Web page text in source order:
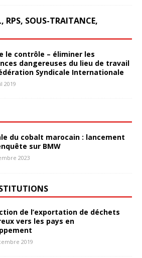
RPS, SOUS-TRAITANCE,
le contrôle – éliminer les
dangereuses du lieu de travail
Syndicale Internationale
2019
du cobalt marocain : lancement
sur BMW
2023
de l’exportation de déchets
vers les pays en
2019